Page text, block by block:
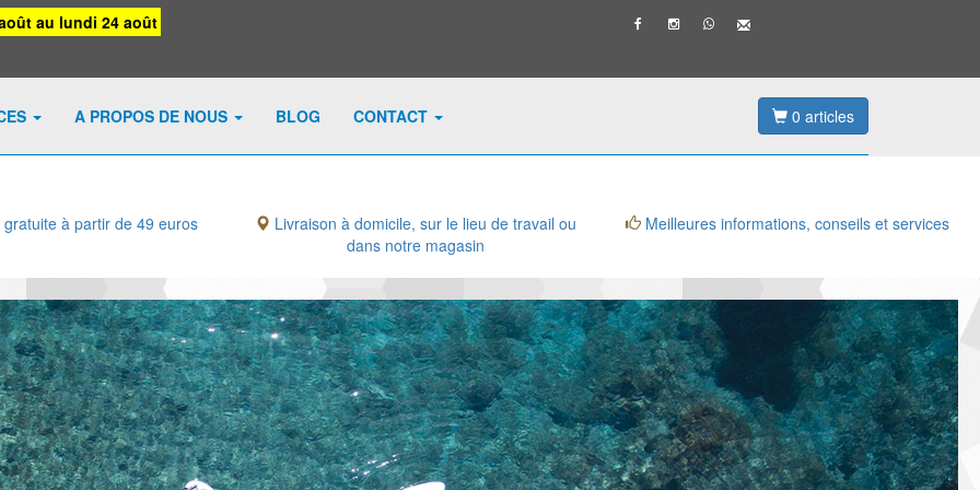
au lundi 24 août
A PROPOS DE NOUS BLOG CONTACT 0 articles
à partir de 49 euros
Livraison à domicile, sur le lieu de travail ou
dans notre magasin
Meilleures informations, conseils et services